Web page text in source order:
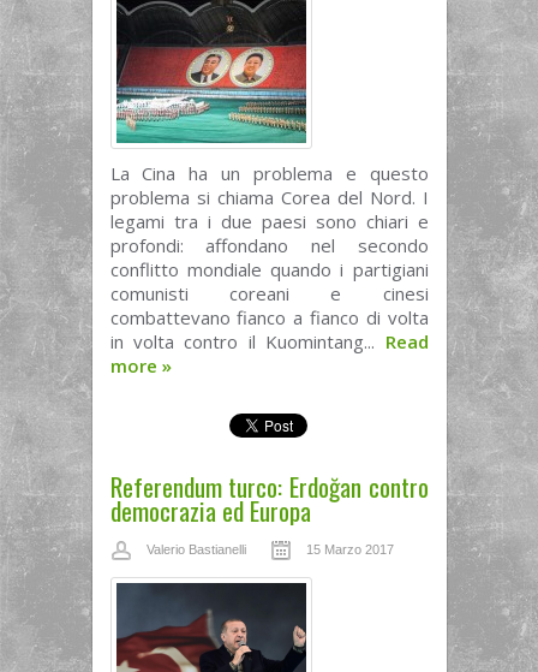
La Cina ha un problema e questo
problema si chiama Corea del Nord. I
legami tra i due paesi sono chiari e
profondi: affondano nel secondo
conflitto mondiale quando i partigiani
comunisti coreani e cinesi
combattevano fianco a fianco di volta
in volta contro il Kuomintang... Read
more »
Referendum turco: Erdoğan contro
democrazia ed Europa
Valerio Bastianelli 15 Marzo 2017